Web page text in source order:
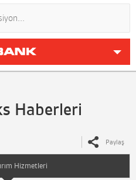
Haberleri
Paylaş
Hizmetleri